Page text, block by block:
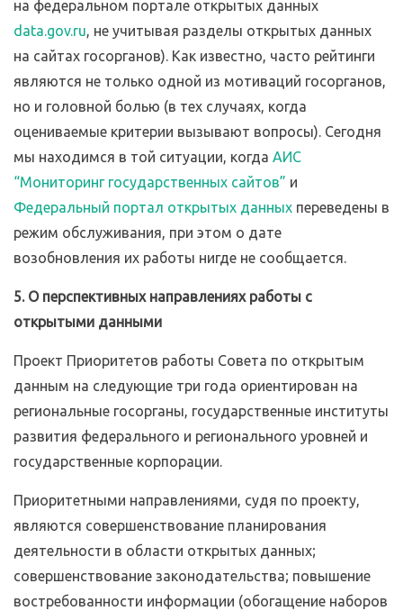
на федеральном портале открытых данных
data.gov.ru, не учитывая разделы открытых данных
на сайтах госорганов). Как известно, часто рейтинги
являются не только одной из мотиваций госорганов,
но и головной болью (в тех случаях, когда
оцениваемые критерии вызывают вопросы). Сегодня
мы находимся в той ситуации, когда АИС
“Мониторинг государственных сайтов” и
Федеральный портал открытых данных переведены в
режим обслуживания, при этом о дате
возобновления их работы нигде не сообщается.
5. О перспективных направлениях работы с
открытыми данными
Проект Приоритетов работы Совета по открытым
данным на следующие три года ориентирован на
региональные госорганы, государственные институты
развития федерального и регионального уровней и
государственные корпорации.
Приоритетными направлениями, судя по проекту,
являются совершенствование планирования
деятельности в области открытых данных;
совершенствование законодательства; повышение
востребованности информации (обогащение наборов